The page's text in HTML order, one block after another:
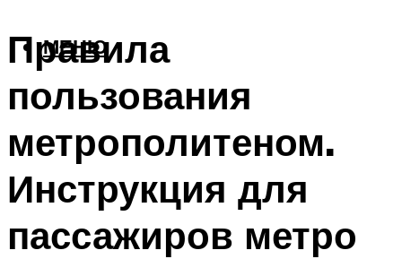
МЕНЮ
Правила
пользования
метрополитеном.
Инструкция для
пассажиров метро